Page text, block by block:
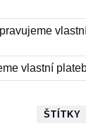
vlastní
ŠTÍTKY